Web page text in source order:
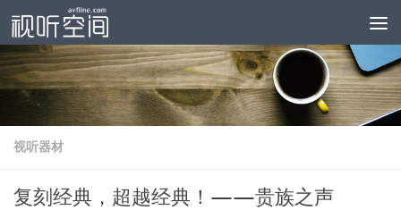
跳至内容
视听器材
复刻经典，超越经典！——贵族之声